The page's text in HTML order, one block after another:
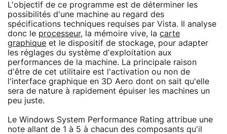
L'objectif de ce programme est de déterminer les
possibilités d'une machine au regard des
spécifications techniques requises par Vista. Il analyse
donc le processeur, la mémoire vive, la carte
graphique et le dispositif de stockage, pour adapter
les réglages du système d'exploitation aux
performances de la machine. La principale raison
d'être de cet utilitaire est l'activation ou non de
l'interface graphique en 3D Aero dont on sait qu'elle
sera de nature à rapidement épuiser les machines un
peu juste.
Le Windows System Performance Rating attribue une
note allant de 1 à 5 à chacun des composants qu'il